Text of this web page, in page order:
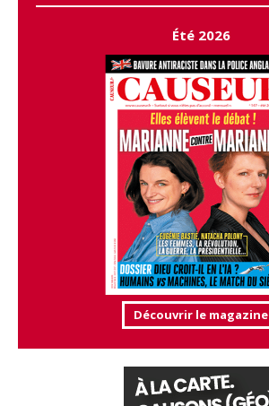
Été 2026
Découvrir le magazine